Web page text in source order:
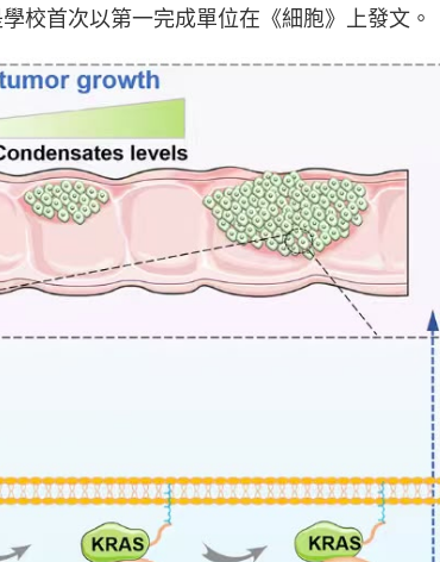
校首次以第一完成單位在《細胞》上發文。